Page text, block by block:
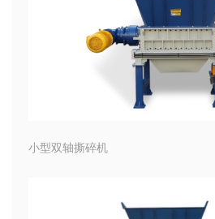
小型双轴撕碎机